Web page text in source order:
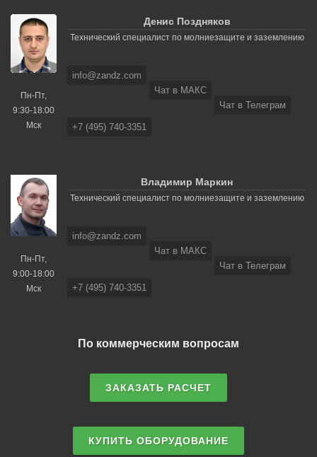
Пн-Пт,
9:30-18:00
Мск
Денис Поздняков
Технический специалист по молниезащите и заземлению
info@zandz.com
Чат в МАКС
Чат в Телеграм
+7 (495) 740-3351
Пн-Пт,
9:00-18:00
Мск
Владимир Маркин
Технический специалист по молниезащите и заземлению
info@zandz.com
Чат в МАКС
Чат в Телеграм
+7 (495) 740-3351
По коммерческим вопросам
ЗАКАЗАТЬ РАСЧЕТ
КУПИТЬ ОБОРУДОВАНИЕ